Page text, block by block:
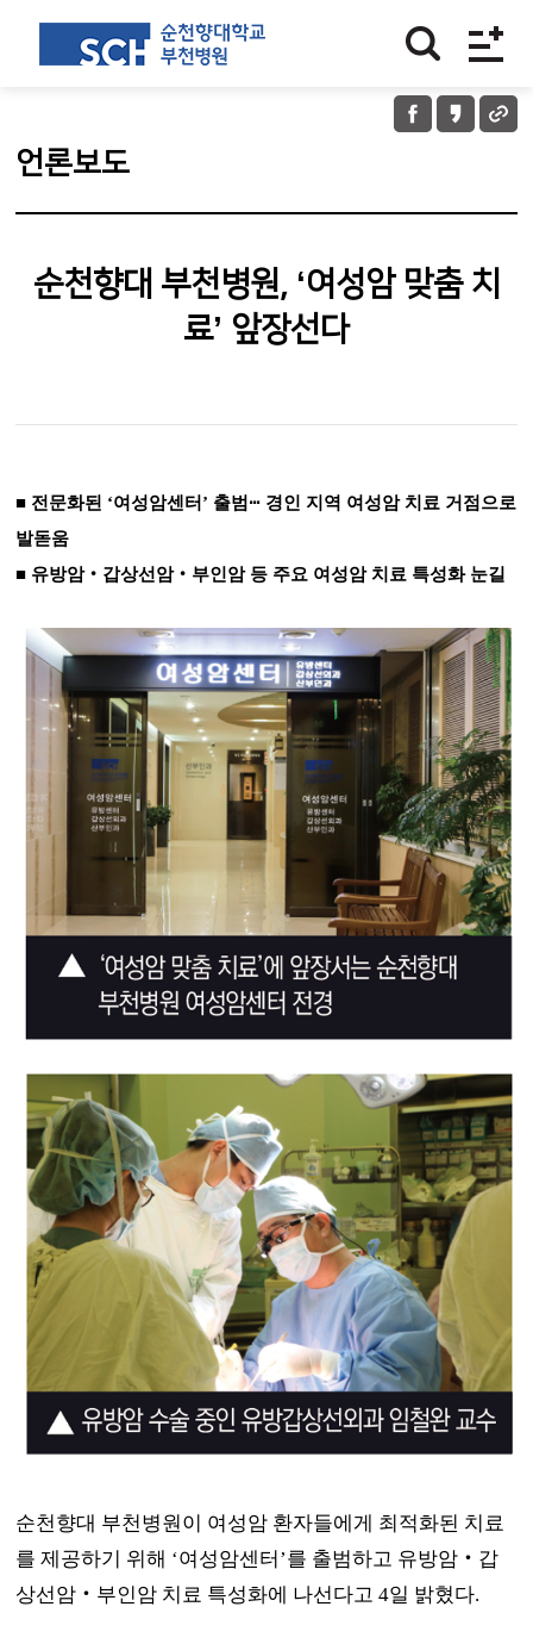
언론보도
순천향대 부천병원, ‘여성암 맞춤 치
료’ 앞장선다
■ 전문화된 ‘여성암센터 ’ 출범ⵈ 경인 지역 여성암 치료 거점으로
발돋움
■ 유방암‧ 갑상선암‧ 부인암 등 주요 여성암 치료 특성화 눈길
순천향대 부천병원이 여성암 환자들에게 최적화된 치료
를 제공하기 위해 ‘여성암센터 ’를 출범하고 유방암 ‧ 갑
상선암 ‧ 부인암 치료 특성화에 나선다고4일 밝혔다.